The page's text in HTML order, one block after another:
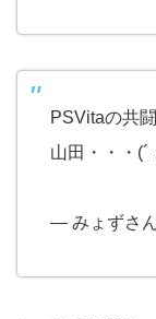
PSVitaの共
山田・・・
— みょずさ